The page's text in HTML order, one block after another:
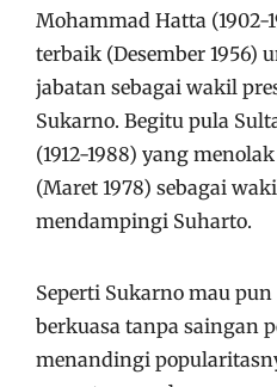
Mohammad Hatta (1902-
terbaik (Desember 1956)
jabatan sebagai wakil
Sukarno. Begitu pula
(1912-1988) yang
(Maret 1978) sebagai
mendampingi Suharto.
Seperti Sukarno mau
berkuasa tanpa saingan
menandingi